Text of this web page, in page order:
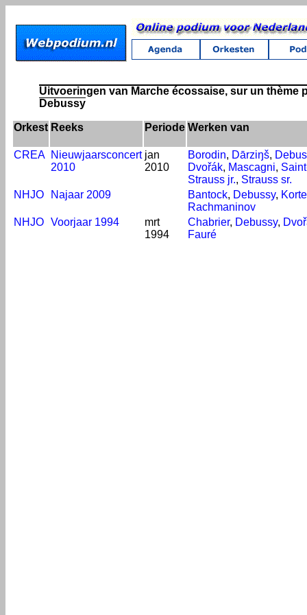
Uitvoeringen van Marche écossaise, sur un thème
Debussy
Orkest Reeks Periode Werken van
CREA Nieuwjaarsconcert
2010
jan
2010
Borodin, Dārziŋš,
Dvořák, Mascagni,
Strauss jr., Strauss sr.
NHJO
Najaar 2009 Bantock, Debussy,
Rachmaninov
NHJO Voorjaar 1994
mrt
1994
Chabrier, Debussy,
Fauré